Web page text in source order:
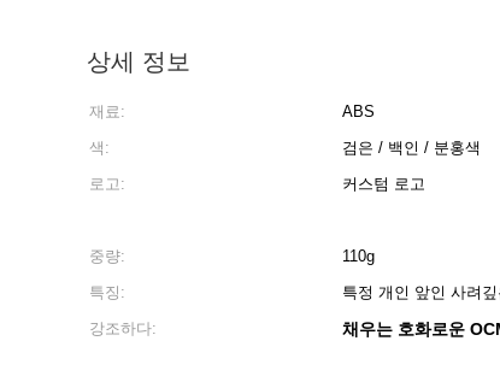
상세 정보
재료: ABS
색:
검은 / 백인 / 분홍색
로고:
커스텀 로고
중량:
110g
특징:
특정 개인 앞인 사려
강조하다:
채우는 호화로운